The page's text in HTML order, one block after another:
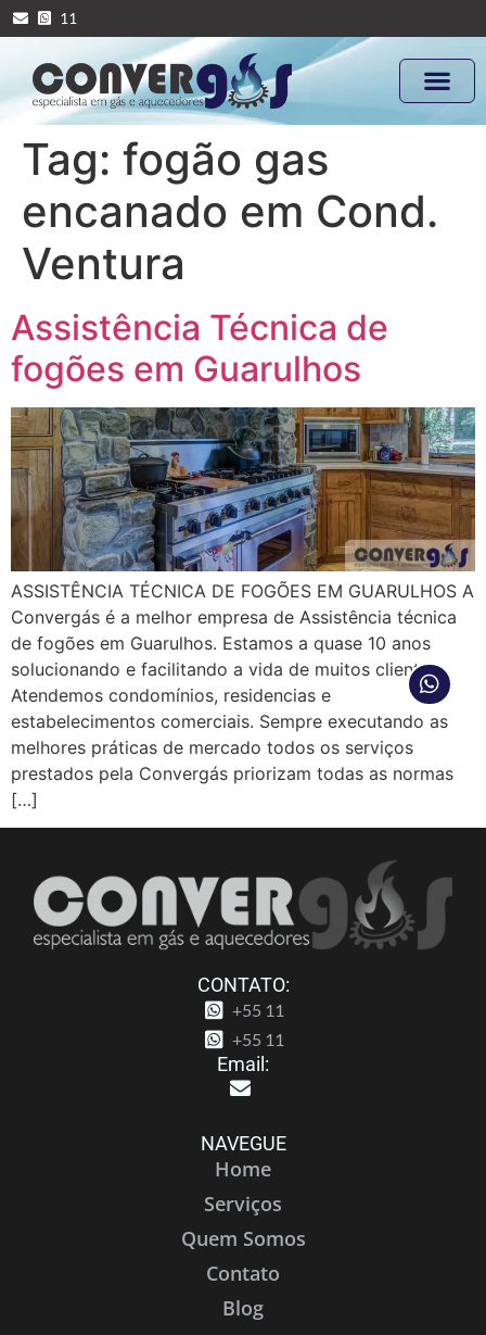
11
Tag: fogão gas
encanado em Cond.
Ventura
Assistência Técnica de
fogões em Guarulhos
ASSISTÊNCIA TÉCNICA DE FOGÕES EM GUARULHOS A
Convergás é a melhor empresa de Assistência técnica
de fogões em Guarulhos. Estamos a quase 10 anos
solucionando e facilitando a vida de muitos clientes.
Atendemos condomínios, residencias e
estabelecimentos comerciais. Sempre executando as
melhores práticas de mercado todos os serviços
prestados pela Convergás priorizam todas as normas
[…]
CONTATO:
+55 11
+55 11
Email:
NAVEGUE
Home
Serviços
Quem Somos
Contato
Blog